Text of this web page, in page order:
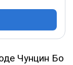
Чунцин Бо